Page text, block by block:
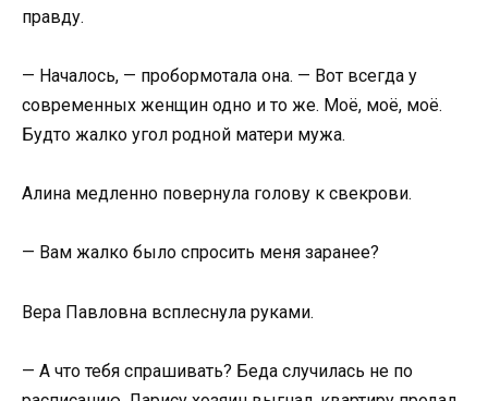
правду.
— Началось, — пробормотала она. — Вот всегда у
современных женщин одно и то же. Моё, моё, моё.
Будто жалко угол родной матери мужа.
Алина медленно повернула голову к свекрови.
— Вам жалко было спросить меня заранее?
Вера Павловна всплеснула руками.
— А что тебя спрашивать? Беда случилась не по